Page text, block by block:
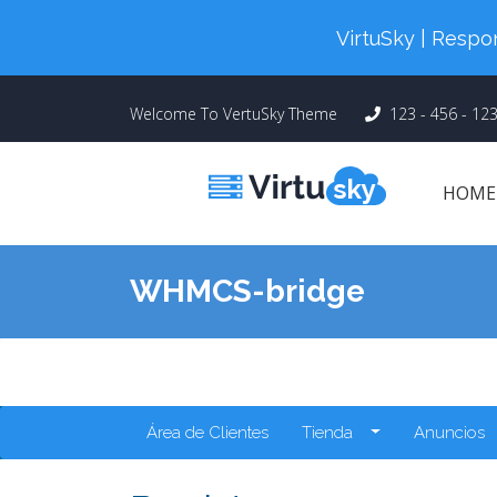
Cyber Monday! Up To 98% Off All
Welcome To VertuSky Theme 123 - 456 -
HOME
WHMCS-bridge
Área de Clientes Tienda Anuncios
VirtuSky |